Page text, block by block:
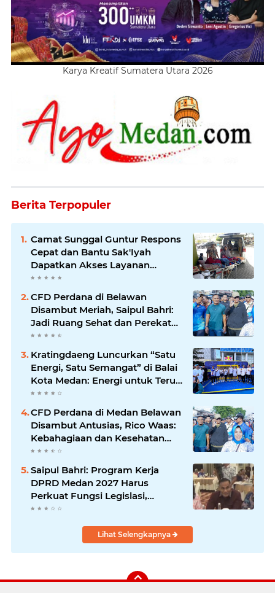
Karya Kreatif Sumatera Utara 2026
Berita Terpopuler
Camat Sunggal Guntur Respons
Cepat dan Bantu Sak'Iyah
Dapatkan Akses Layanan
Kesehatan
CFD Perdana di Belawan
Disambut Meriah, Saipul Bahri:
Jadi Ruang Sehat dan Perekat
Kebersamaan Warga Medan
Kratingdaeng Luncurkan “Satu
Energi, Satu Semangat” di Balai
Kota Medan: Energi untuk Terus
Bergerak Maju
CFD Perdana di Medan Belawan
Disambut Antusias, Rico Waas:
Kebahagiaan dan Kesehatan
Harus Hadir di Seluruh Penjuru
Saipul Bahri: Program Kerja
DPRD Medan 2027 Harus
Perkuat Fungsi Legislasi,
Anggaran dan Pengawasan
Lihat Selengkapnya